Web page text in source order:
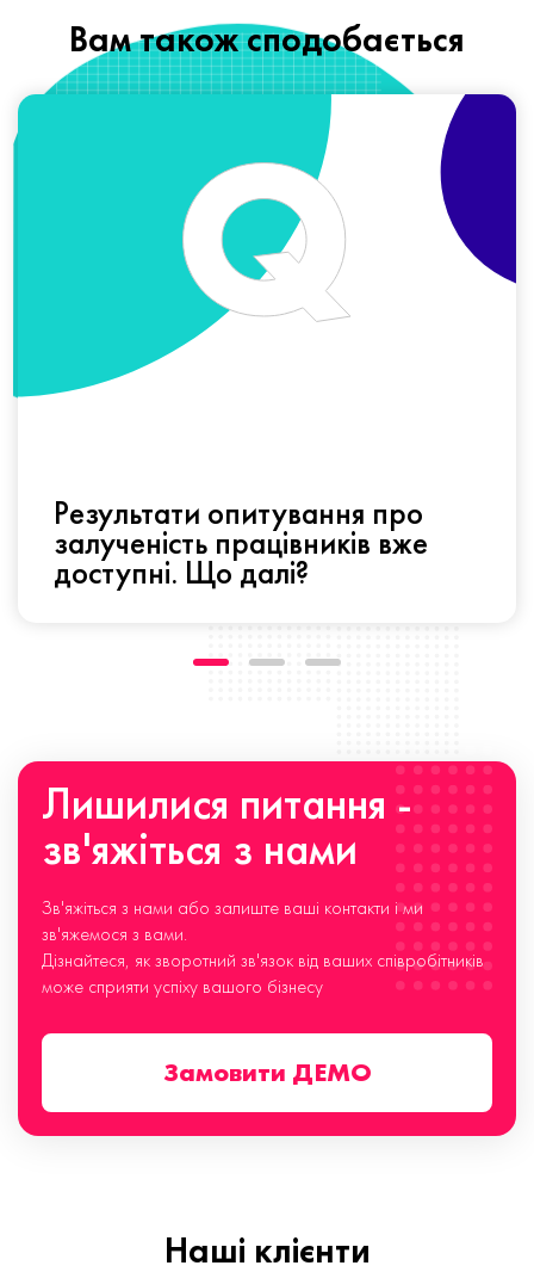
Вам також сподобається
Результати опитування про
залученість працівників вже
доступні. Що далі?
Лишилися питання -
зв'яжіться з нами
Зв'яжіться з нами або залиште ваші контакти і ми
зв'яжемося з вами.
Дізнайтеся, як зворотний зв'язок від ваших співробітників
може сприяти успіху вашого бізнесу
Замовити ДЕМО
Наші клієнти